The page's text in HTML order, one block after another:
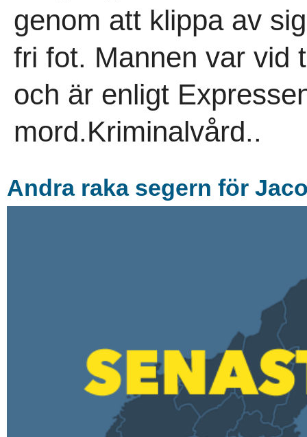
genom att klippa av
fri fot. Mannen var vid
och är enligt
mord.Kriminalvård..
Andra raka segern för